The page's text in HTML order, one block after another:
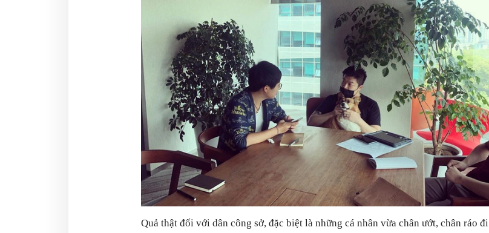
Quả thật đối với dân công sở, đặc biệt là những cá nhân vừa chân ướt, chân ráo đi